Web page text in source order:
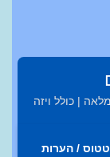
/ הערות